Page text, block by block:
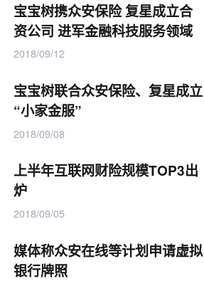
宝宝树携众安保险 复星成立合
资公司 进军金融科技服务领域
2018/09/12
宝宝树联合众安保险、复星成立
“小家金服”
2018/09/08
上半年互联网财险规模TOP3出
炉
2018/09/05
媒体称众安在线等计划申请虚拟
银行牌照